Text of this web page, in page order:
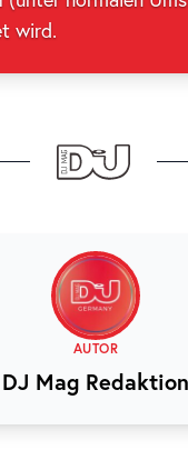
wird.
AUTOR
DJ Mag Redaktion